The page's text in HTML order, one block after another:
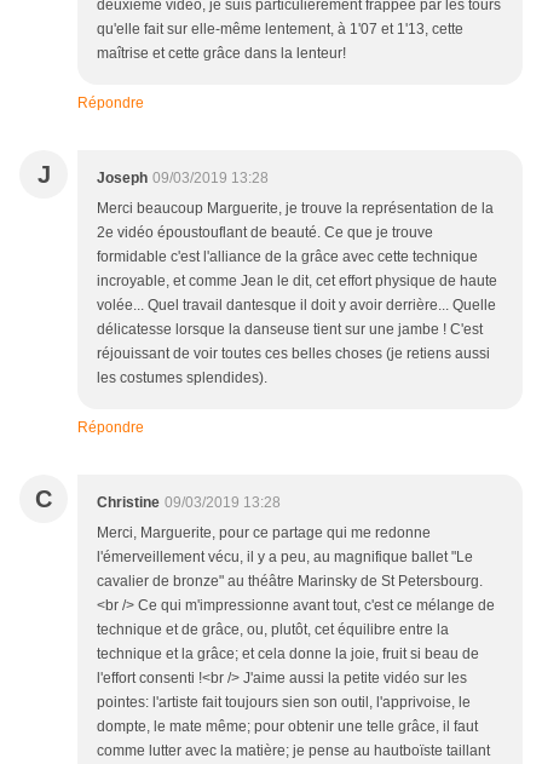
deuxième vidéo, je suis particulièrement frappée par les tours
qu'elle fait sur elle-même lentement, à 1'07 et 1'13, cette
maîtrise et cette grâce dans la lenteur!
Répondre
J Joseph 09/03/2019 13:28
Merci beaucoup Marguerite, je trouve la représentation de la
2e vidéo époustouflant de beauté. Ce que je trouve
formidable c'est l'alliance de la grâce avec cette technique
incroyable, et comme Jean le dit, cet effort physique de haute
volée... Quel travail dantesque il doit y avoir derrière... Quelle
délicatesse lorsque la danseuse tient sur une jambe ! C'est
réjouissant de voir toutes ces belles choses (je retiens aussi
les costumes splendides).
Répondre
C Christine 09/03/2019 13:28
Merci, Marguerite, pour ce partage qui me redonne
l'émerveillement vécu, il y a peu, au magnifique ballet "Le
cavalier de bronze" au théâtre Marinsky de St Petersbourg.
<br /> Ce qui m'impressionne avant tout, c'est ce mélange de
technique et de grâce, ou, plutôt, cet équilibre entre la
technique et la grâce; et cela donne la joie, fruit si beau de
l'effort consenti !<br /> J'aime aussi la petite vidéo sur les
pointes: l'artiste fait toujours sien son outil, l'apprivoise, le
dompte, le mate même; pour obtenir une telle grâce, il faut
comme lutter avec la matière; je pense au hautboïste taillant